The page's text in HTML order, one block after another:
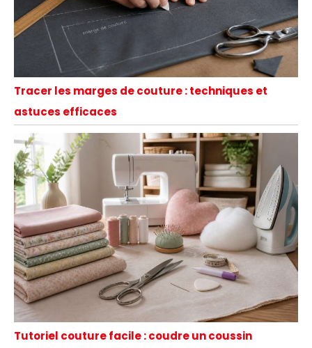
Tracer les marges de couture : techniques et
astuces efficaces
Tutoriel couture facile : coudre un coussin